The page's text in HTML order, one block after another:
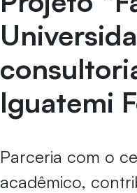
Iguatemi
Parceria com o
acadêmico,